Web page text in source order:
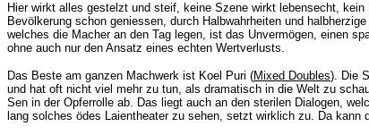
Hier wirkt alles gestelzt und steif, keine Szene wirkt lebensecht,
Bevölkerung schon geniessen, durch Halbwahrheiten und
welches die Macher an den Tag legen, ist das Unvermögen, einen
ohne auch nur den Ansatz eines echten Wertverlusts.
Das Beste am ganzen Machwerk ist Koel Puri (Mixed Doubles). Die
und hat oft nicht viel mehr zu tun, als dramatisch in die Welt zu
Sen in der Opferrolle ab. Das liegt auch an den sterilen Dialogen,
lang solches ödes Laientheater zu sehen, setzt wirklich zu. Da